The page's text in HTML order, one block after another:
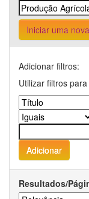
Iniciar uma
Adicionar filtros:
Utilizar filtros
Resultados/